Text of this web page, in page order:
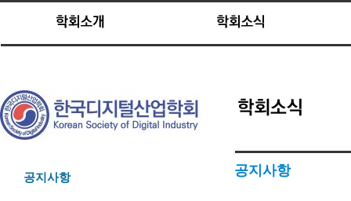
공지사항 공지사항